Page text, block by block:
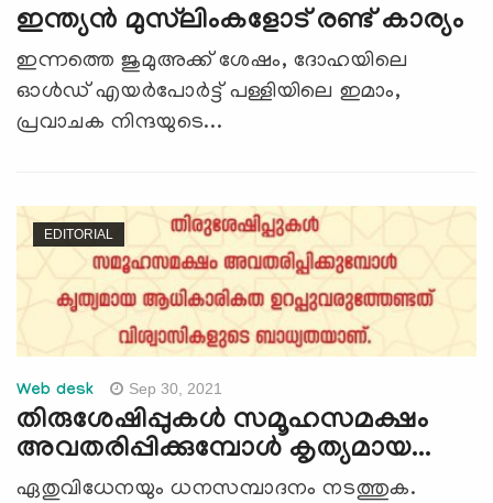
ഇന്ത്യന്‍ മുസ്‍ലിംകളോട് രണ്ട് കാര്യം
ഇന്നത്തെ ജുമുഅക്ക് ശേഷം, ദോഹയിലെ
ഓള്‍ഡ് എയര്‍പോര്‍ട്ട് പള്ളിയിലെ ഇമാം,
പ്രവാചക നിന്ദയുടെ...
EDITORIAL
Web desk Sep 30, 2021
തിരുശേഷിപ്പുകള്‍ സമൂഹസമക്ഷം
അവതരിപ്പിക്കുമ്പോള്‍ കൃത്യമായ...
ഏതുവിധേനയും ധനസമ്പാദനം നടത്തുക.